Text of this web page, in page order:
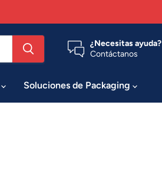
¿Necesitas ayuda?
Contáctanos
Soluciones de Packaging